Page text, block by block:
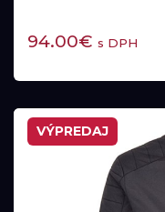
94.00€ s DPH
VÝPREDAJ